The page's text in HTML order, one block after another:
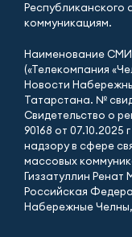
Республиканского
коммуникациям.
Наименование
(«Телекомпания
Новости
Татарстана. №
Свидетельство о
90168 от
надзору в сфере
массовых
Гиззатуллин Ренат
Российская
Набережные